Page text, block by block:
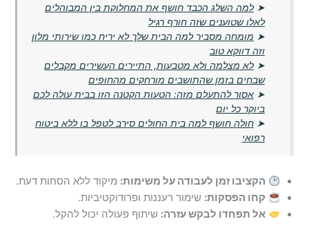
➤למה השלג הכבד חושף את המחלוקת בין המבוהלים
לאלו שטוענים שזה חורף רגיל
➤ מומחה מסביר למה הבית שלך לא יריח כמו שירותי מלון
וזה דווקא טוב
➤לא מצלמה ולא מטבעות, התיירים העשירים מקבלים
שבחים בזמן שהתושבים מורחקים מהחופים
➤אסור להתעלם מזה: הטעות הקטנה הזו בבית עולה לכם
ביוקר כל יום
➤חולה חושף למה בית החולים סירב לטפל בו ללא ביטוח
רפואי
הקציבו זמן לעבודה על משימות: מיקוד ללא הסחות דעת.
קחו הפסקות: שימור רעננות ופרודוקטיביות.
אל תפחדו לבקש עזרה: שיתוף פעולה יכול להקל.